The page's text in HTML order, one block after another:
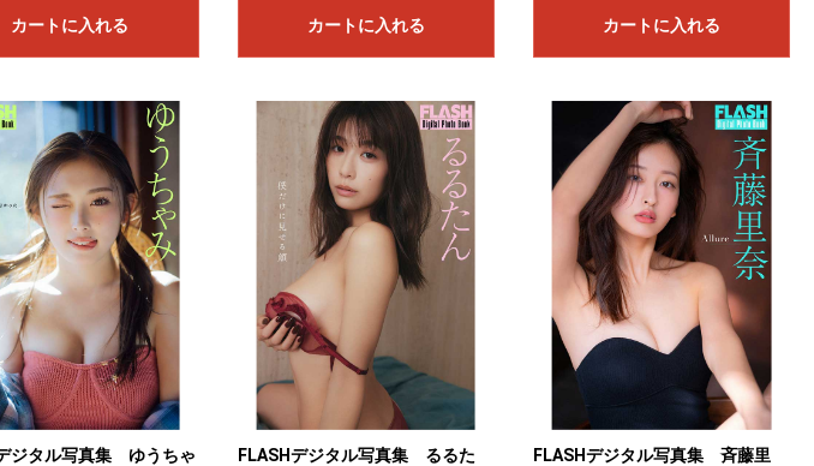
カートに入れる カートに入れる カートに入れる
ジタル写真集 ゆうちゃ
FLASHデジタル写真集 るるた
FLASHデジタル写真集 斉藤里